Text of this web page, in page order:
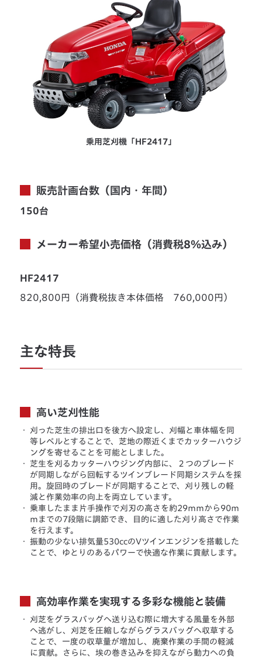
乗用芝刈機「HF2417」
販売計画台数（国内・年間）
150台
メーカー希望小売価格（消費税8％込み）
HF2417
820,800円（消費税抜き本体価格 760,000円）
主な特長
高い芝刈性能
・
刈った芝生の排出口を後方へ設定し、刈幅と車体幅を同
等レベルとすることで、芝地の際近くまでカッターハウジ
ングを寄せることを可能としました。
・
芝生を刈るカッターハウジング内部に、２つのブレード
が同期しながら回転するツインブレード同期システムを採
用。旋回時のブレードが同期することで、刈り残しの軽
減と作業効率の向上を両立しています。
・
乗車したまま片手操作で刈刃の高さを約29ｍｍから90ｍ
ｍまでの7段階に調節でき、目的に適した刈り高さで作業
を行えます。
・
振動の少ない排気量530ccのVツインエンジンを搭載した
ことで、ゆとりのあるパワーで快適な作業に貢献します。
高効率作業を実現する多彩な機能と装備
・
刈芝をグラスバッグへ送り込む際に増大する風量を外部
へ逃がし、刈芝を圧縮しながらグラスバッグへ収草する
ことで、一度の収草量が増加し、廃棄作業の手間の軽減
に貢献。さらに、埃の巻き込みを抑えながら動力への負